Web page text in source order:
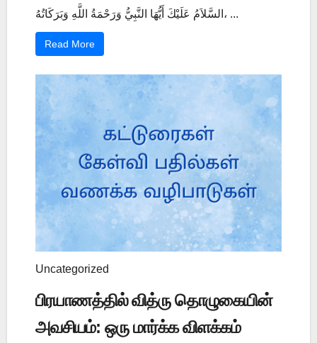
السَّلاَمُ عَلَيْكَ أَيُّهَا النَّبِيُّ وَرَحْمَةُ اللَّهِ وَبَرَكَاتُهُ، ...
Read More
Uncategorized
பிரயாணத்தில் வித்ரு தொழுகையின்
அவசியம்: ஒரு மார்க்க விளக்கம்